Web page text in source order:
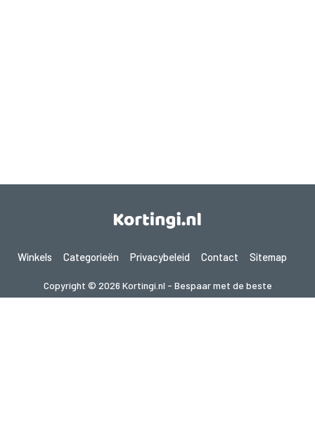
Winkels Categorieën Privacybeleid Contact Sitemap
Copyright © 2026 Kortingi.nl - Bespaar met de beste
kortingscodes 2026. Alle rechten voorbehouden.